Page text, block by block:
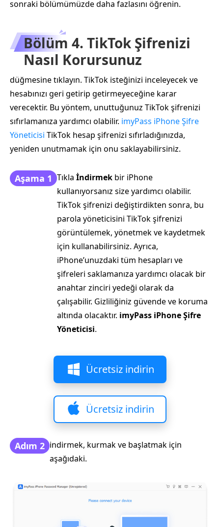
sonraki bölümümüzde daha fazlasını öğrenin.
Bölüm 4. TikTok Şifrenizi
Nasıl Korursunuz
düğmesine tıklayın. TikTok isteğinizi inceleyecek ve
hesabınızı geri getirip getirmeyeceğine karar
verecektir. Bu yöntem, unuttuğunuz TikTok şifrenizi
sıfırlamanıza yardımcı olabilir. imyPass iPhone Şifre
Yöneticisi TikTok hesap şifrenizi sıfırladığınızda,
yeniden unutmamak için onu saklayabilirsiniz.
Aşama 1 Tıkla İndirmek bir iPhone
kullanıyorsanız size yardımcı olabilir.
TikTok şifrenizi değiştirdikten sonra, bu
parola yöneticisini TikTok şifrenizi
görüntülemek, yönetmek ve kaydetmek
için kullanabilirsiniz. Ayrıca,
iPhone’unuzdaki tüm hesapları ve
şifreleri saklamanıza yardımcı olacak bir
anahtar zinciri yedeği olarak da
çalışabilir. Gizliliğiniz güvende ve koruma
altında olacaktır. imyPass iPhone Şifre
Yöneticisi.
Ücretsiz indirin
Ücretsiz indirin
Adım 2 indirmek, kurmak ve başlatmak için
aşağıdaki.